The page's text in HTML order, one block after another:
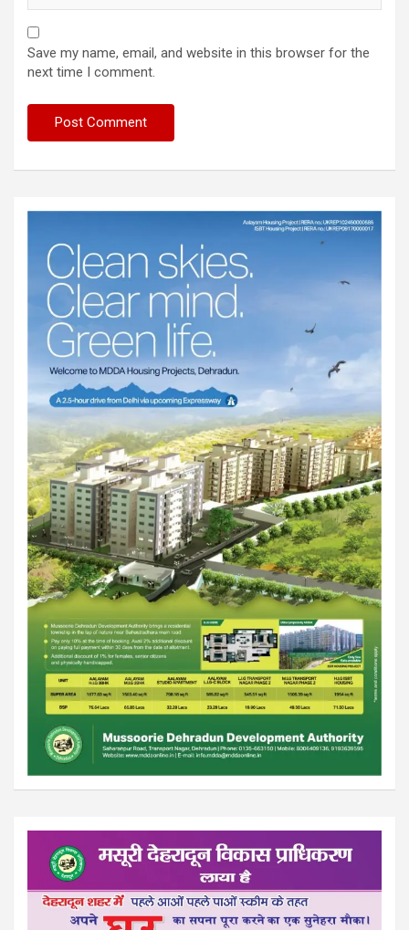
Save my name, email, and website in this browser for the
next time I comment.